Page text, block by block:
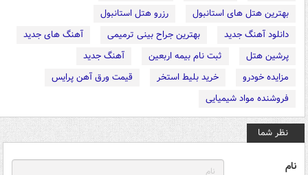
بهترین هتل های استانبول
رزرو هتل استانبول
دانلود آهنگ جدید
بهترین جراح بینی ترمیمی
آهنگ های جدید
پرشین هتل
ثبت نام بیمه اربعین
آهنگ جدید
مزایده خودرو
خرید بلیط استخر
قیمت ورق آهن پرایس
فروشنده مواد شیمیایی
نظر شما
نام